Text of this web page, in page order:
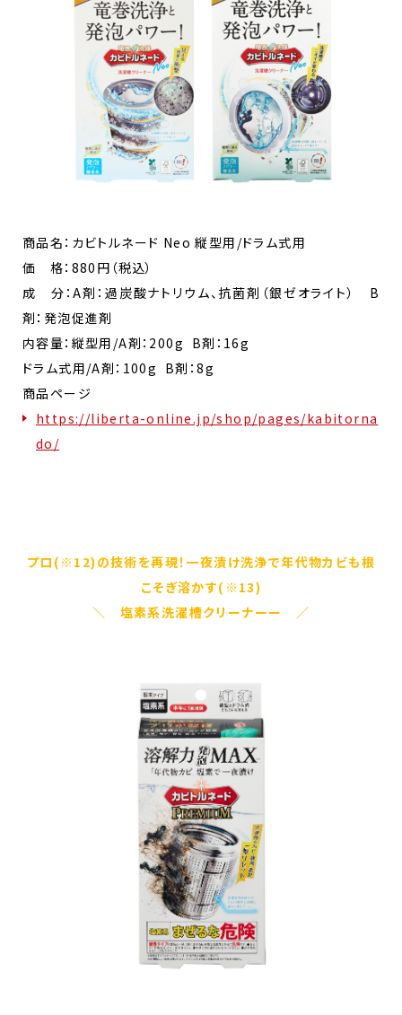
商品名：カビトルネード Neo 縦型用/ドラム式用
価 格：880円（税込）
成 分：A剤：過炭酸ナトリウム、抗菌剤（銀ゼオライト） B
剤：発泡促進剤
内容量：縦型用/A剤：200g B剤：16g
ドラム式用/A剤：100g B剤：8g
商品ページ
https://liberta-online.jp/shop/pages/kabitorna
do/
プロ(※12)の技術を再現！一夜漬け洗浄で年代物カビも根
こそぎ溶かす(※13)
＼ 塩素系洗濯槽クリーナーー ／